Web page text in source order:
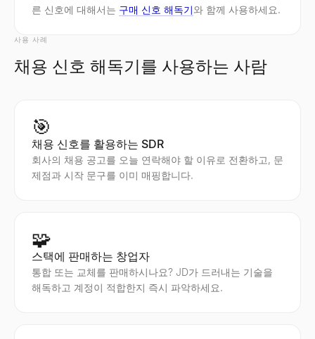
른 신호에 대해서는 구매 신호 해독기와 함께 사용하세요.
사용 사례
채용 신호 해독기를 사용하는 사람
🎯
채용 신호를 활용하는 SDR
회사의 채용 공고를 오늘 연락해야 할 이유로 전환하고, 문
제점과 시작 문구를 이미 매핑합니다.
🧩
스택에 판매하는 창업자
통합 또는 교체를 판매하시나요? JD가 드러내는 기술을
해독하고 계정이 적합한지 즉시 파악하세요.